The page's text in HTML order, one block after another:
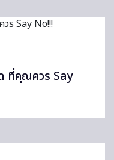
ด ที่คุณควร Say